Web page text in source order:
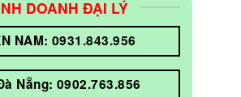
DOANH ĐẠI LÝ
NAM: 0931.843.956
Nẵng: 0902.763.856